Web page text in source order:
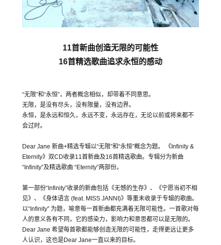
11首新曲创造无限的可能性
16首精选歌曲追求永恒的感动
“无限”和“永恒”，两者概念相似，却带着不同意思。
无限，是没有尽头，没有限量，没有边界。
永恒，是永远和恒久，永远不变，永远存在，无论以前或将来都不
会过时。
Dear Jane 新曲+精选专辑以“无限”和“永恒”概念为题。 《Infinity &
Eternity》双CD收录11首新曲及16首精选歌曲。专辑分为新曲
“Infinity”及精选歌曲 “Eternity”两部份。
第一部份“Infinity”收录的新曲包括《无憾的生存》、《宁愿当初不相
见》、《身体语言 (feat. MISS JANNI)》等重未收录于专辑的歌曲。
以“Infinity” 为题，喻意每一首新曲都充满着无限可能性。一首歌对每
人的意义各有不同，它的感染力，影响力和意思都可以是无限的。
Dear Jane 希望每首歌都能够创造无限的可能性，走得更远让更多
人认识，这也是Dear Jane一直以来的目标。